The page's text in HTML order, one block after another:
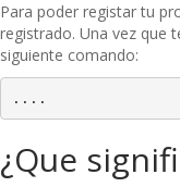
Para poder registar tu
registrado. Una vez que
siguiente comando:
....
¿Que